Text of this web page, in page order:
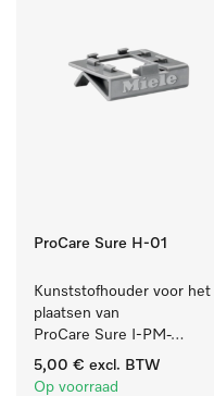
ProCare Sure H-01
Kunststofhouder voor het
plaatsen van
ProCare Sure I-PM-
indicatoren.
5,00 € excl. BTW
Op voorraad